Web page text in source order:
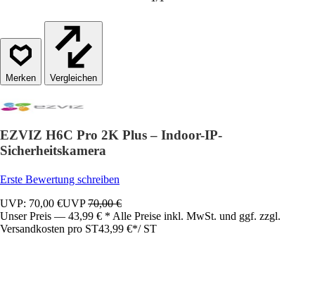
Vergleichen
EZVIZ H6C Pro 2K Plus – Indoor-IP-
Sicherheitskamera
Erste Bewertung schreiben
UVP: 70,00 €UVP70,00 €
Unser Preis — 43,99 € * Alle Preise inkl. MwSt. und ggf. zzgl.
Versandkosten pro ST43,99 €*/ ST